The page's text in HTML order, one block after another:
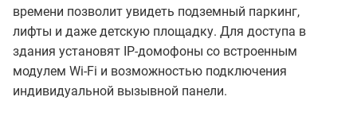
времени позволит увидеть подземный паркинг,
лифты и даже детскую площадку. Для доступа в
здания установят IP-домофоны со встроенным
модулем Wi-Fi и возможностью подключения
индивидуальной вызывной панели.